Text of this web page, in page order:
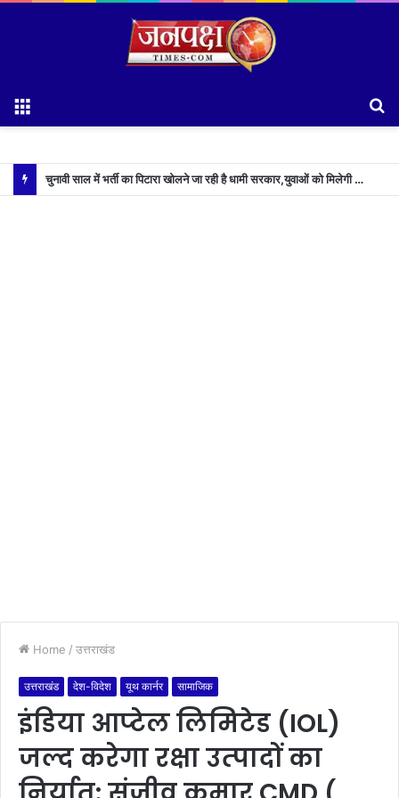
चुनावी साल में भर्ती का पिटारा खोलने जा रही है धामी सरकार,युवाओं को मिलेगी 34 हजार रिकॉर्ड भर्तियों की सौगात
Home / उत्तराखंड
उत्तराखंड देश-विदेश यूथ कार्नर सामाजिक
इंडिया आप्‍टेल लिमिटेड (IOL)
जल्द करेगा रक्षा उत्‍पादों का